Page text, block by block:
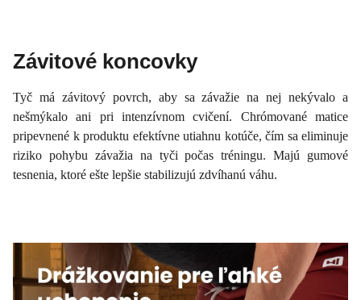
Závitové koncovky
Tyč má závitový povrch, aby sa závažie na nej nekývalo a
nešmýkalo ani pri intenzívnom cvičení. Chrómované matice
pripevnené k produktu efektívne utiahnu kotúče, čím sa eliminuje
riziko pohybu závažia na tyči počas tréningu. Majú gumové
tesnenia, ktoré ešte lepšie stabilizujú zdvíhanú váhu.